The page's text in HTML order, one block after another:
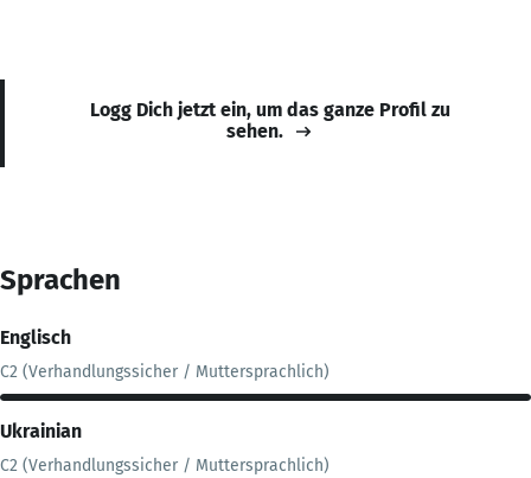
Logg Dich jetzt ein, um das ganze Profil zu
sehen.
Sprachen
Englisch
C2 (Verhandlungssicher / Muttersprachlich)
Ukrainian
C2 (Verhandlungssicher / Muttersprachlich)